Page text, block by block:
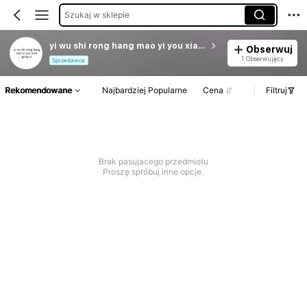
Szukaj w sklepie
yi wu shi rong hang mao yi you xian gong si
Sprzedawca
Obserwuj
1 Obserwujący
Rekomendowane Najbardziej Popularne Cena Filtruj
Brak pasujacego przedmiotu
Proszę spróbuj inne opcje.